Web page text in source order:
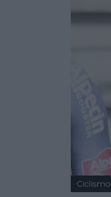
Ciclismo